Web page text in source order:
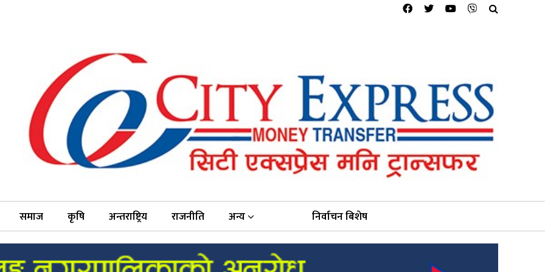
समाज कृषि अन्तराष्ट्रिय राजनीति अन्य निर्वाचन बिशेष